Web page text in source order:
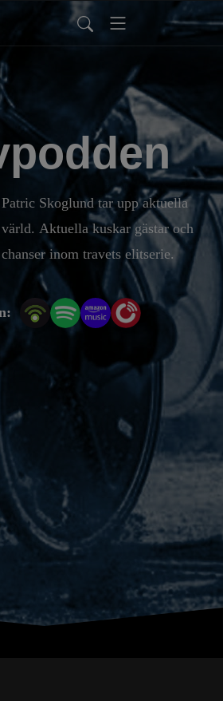
Skoglund tar upp aktuella
Aktuella kuskar gästar och
inom travets elitserie.